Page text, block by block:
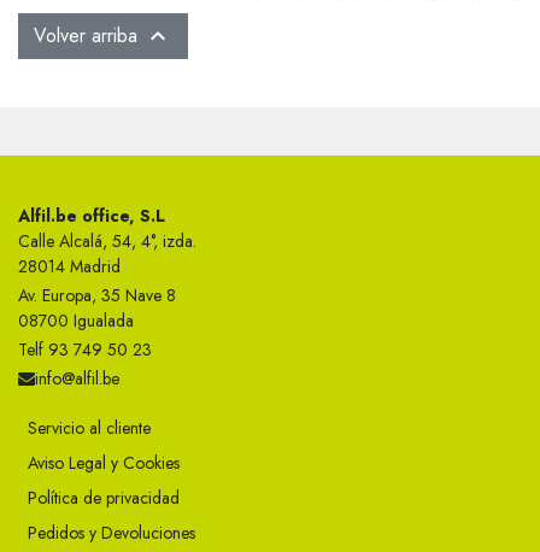
Volver arriba 
Alfil.be office, S.L
Calle Alcalá, 54, 4°, izda.
28014 Madrid
Av. Europa, 35 Nave 8
08700 Igualada
Telf 93 749 50 23
info@alfil.be
Servicio al cliente
Aviso Legal y Cookies
Política de privacidad
Pedidos y Devoluciones